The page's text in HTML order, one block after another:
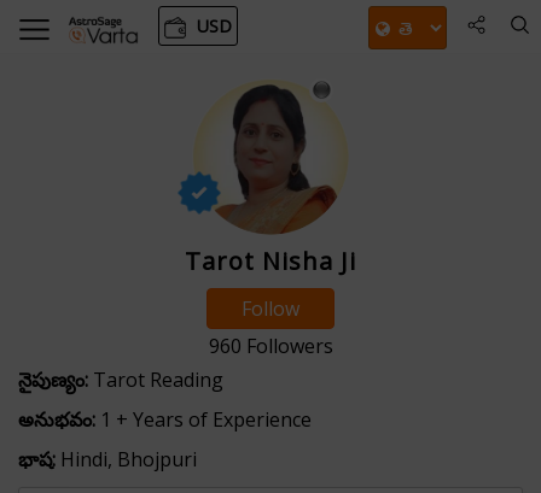
USD
Tarot Nisha Ji
Follow
960 Followers
నైపుణ్యం: Tarot Reading
అనుభవం: 1 + Years of Experience
భాష: Hindi, Bhojpuri